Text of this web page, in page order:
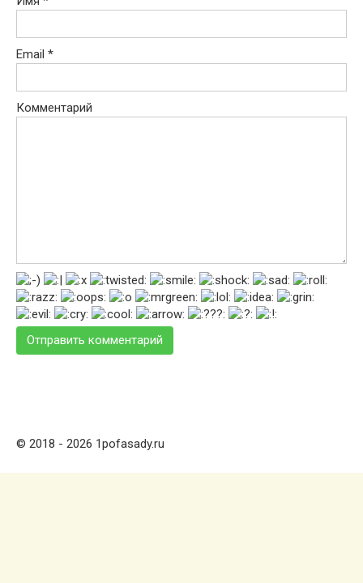
Email *
Комментарий
© 2018 - 2026 1pofasady.ru